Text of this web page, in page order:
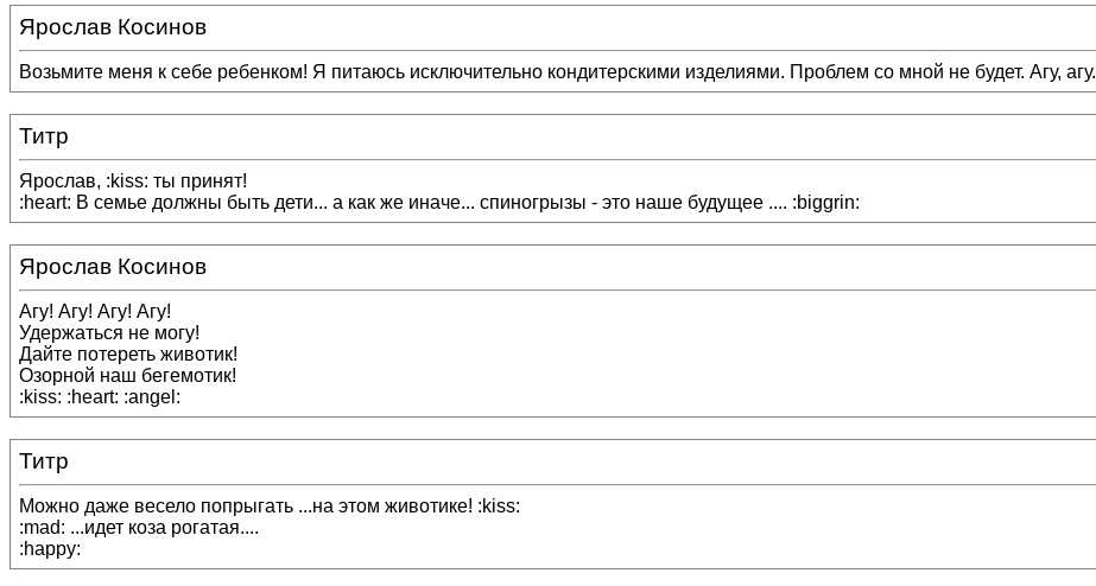
Ярослав Косинов
Возьмите меня к себе ребенком! Я питаюсь исключительно кондитерскими изделиями. Проблем со мной не будет. Агу, агу.
Титр
Ярослав, :kiss: ты принят!
:heart: В семье должны быть дети... а как же иначе... спиногрызы - это наше будущее .... :biggrin:
Ярослав Косинов
Агу! Агу! Агу! Агу!
Удержаться не могу!
Дайте потереть животик!
Озорной наш бегемотик!
:kiss: :heart: :angel:
Титр
Можно даже весело попрыгать ...на этом животике! :kiss:
:mad: ...идет коза рогатая....
:happy: